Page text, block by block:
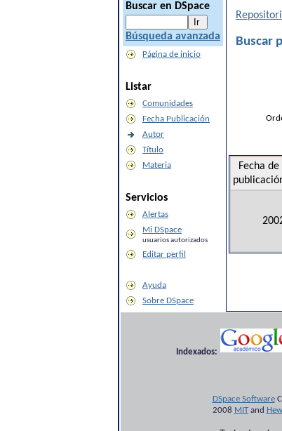
Buscar en DSpace
Búsqueda avanzada
Página de inicio
Listar
Comunidades
Fecha Publicación
Autor
Título
Materia
Servicios
Alertas
Mi DSpace
usuarios autorizados
Editar perfil
Ayuda
Sobre DSpace
Buscar
Fecha de
Indexados:
DSpace Software
2008 MITand